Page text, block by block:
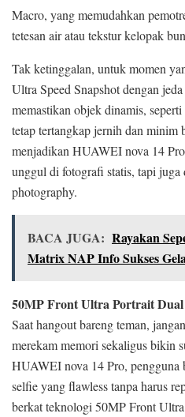
Macro, yang memudahkan
tetesan air atau tekstur kelopak
Tak ketinggalan, untuk momen
Ultra Speed Snapshot dengan
memastikan objek dinamis,
tetap tertangkap jernih dan minim
menjadikan HUAWEI nova 14
unggul di fotografi statis, tapi juga
photography.
BACA JUGA: Rayakan
Matrix NAP Info Sukses
50MP Front Ultra Portrait
Saat hangout bareng teman,
merekam memori sekaligus bikin
HUAWEI nova 14 Pro, pengguna
selfie yang flawless tanpa harus
berkat teknologi 50MP Front